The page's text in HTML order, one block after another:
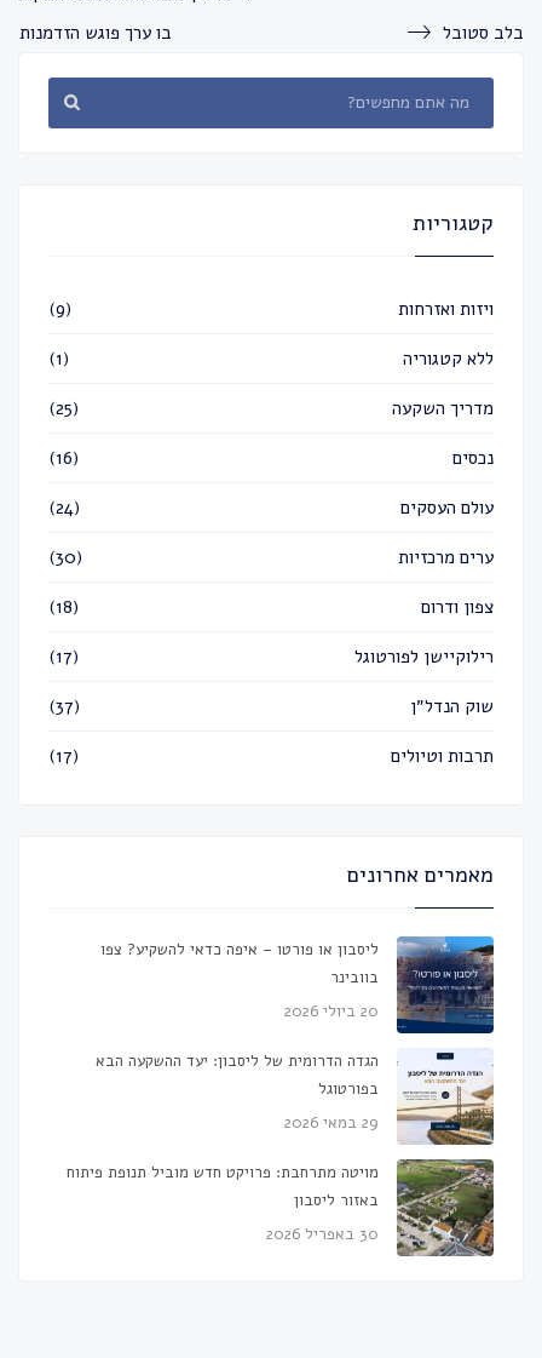
בו ערך פוגש הזדמנות
בלב סטובל
קטגוריות
ויזות ואזרחות (9)
ללא קטגוריה (1)
מדריך השקעה (25)
נכסים (16)
עולם העסקים (24)
ערים מרכזיות (30)
צפון ודרום (18)
רילוקיישן לפורטוגל (17)
שוק הנדל״ן (37)
תרבות וטיולים (17)
מאמרים אחרונים
ליסבון או פורטו – איפה כדאי להשקיע? צפו
בוובינר
20 ביולי 2026
הגדה הדרומית של ליסבון: יעד ההשקעה הבא
בפורטוגל
29 במאי 2026
מויטה מתרחבת: פרויקט חדש מוביל תנופת פיתוח
באזור ליסבון
30 באפריל 2026